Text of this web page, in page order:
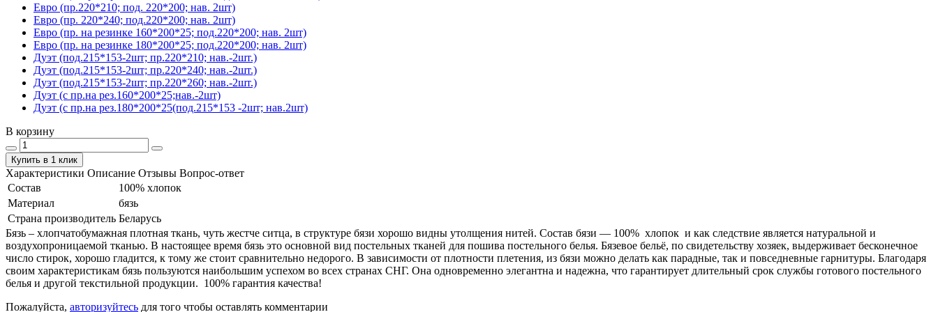
Евро (пр.220*210; под. 220*200; нав. 2шт)
Евро (пр. 220*240; под.220*200; нав. 2шт)
Евро (пр. на резинке 160*200*25; под.220*200; нав. 2шт)
Евро (пр. на резинке 180*200*25; под.220*200; нав. 2шт)
Дуэт (под.215*153-2шт; пр.220*210; нав.-2шт.)
Дуэт (под.215*153-2шт; пр.220*240; нав.-2шт.)
Дуэт (под.215*153-2шт; пр.220*260; нав.-2шт.)
Дуэт (с пр.на рез.160*200*25;нав.-2шт)
Дуэт (с пр.на рез.180*200*25(под.215*153 -2шт; нав.2шт)
В корзину
Купить в 1 клик
Характеристики Описание Отзывы Вопрос-ответ
Состав
100% хлопок
Материал
бязь
Страна производитель Беларусь
Бязь – хлопчатобумажная плотная ткань, чуть жестче ситца, в структуре бязи хорошо видны утолщения нитей. Состав бязи ― 100% хлопок и как следствие является натуральной и
воздухопроницаемой тканью. В настоящее время бязь это основной вид постельных тканей для пошива постельного белья. Бязевое бельё, по свидетельству хозяек, выдерживает бесконечное
число стирок, хорошо гладится, к тому же стоит сравнительно недорого. В зависимости от плотности плетения, из бязи можно делать как парадные, так и повседневные гарнитуры. Благодаря
своим характеристикам бязь пользуются наибольшим успехом во всех странах СНГ. Она одновременно элегантна и надежна, что гарантирует длительный срок службы готового постельного
белья и другой текстильной продукции. 100% гарантия качества!
Пожалуйста, авторизуйтесь для того чтобы оставлять комментарии